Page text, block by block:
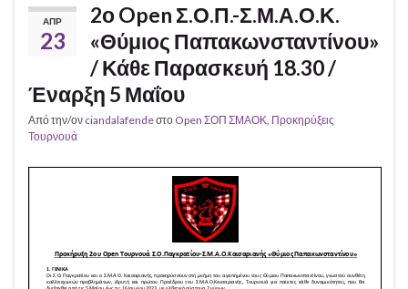
ΑΠΡ
23
2ο Open Σ.Ο.Π.-Σ.Μ.Α.Ο.Κ.
«Θύμιος Παπακωνσταντίνου»
/ Κάθε Παρασκευή 18.30 /
Έναρξη 5 Μαΐου
Από την/ον ciandalafendeστο Open ΣΟΠ ΣΜΑΟΚ Προκηρύξεις
Τουρνουά